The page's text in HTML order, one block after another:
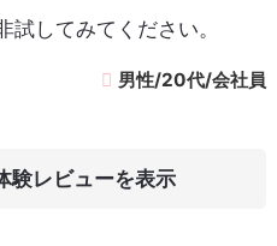
試してみてください。
男性/20代/会社員
験レビュー